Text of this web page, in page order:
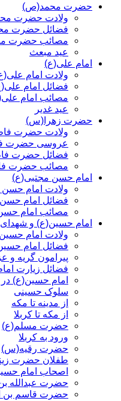
حضرت محمد(ص)
ولادت حضرت
فضائل حضرت
مصائب حضرت
عید مبعث
امام علی(ع)
ولادت امام
فضائل امام
مصائب امام
عید غدیر
حضرت زهرا(س)
ولادت حضرت
عروسی حضرت
فضائل حضرت
مصائب حضرت
امام حسن مجتبی(ع)
ولادت امام
فضائل امام
مصائب امام
امام حسین(ع) و شهدای
ولادت امام
فضائل امام
پیرامون گریه و
فضائل زیارت
امام حسین(ع) در
سلوک حسینی
از مدینه تا مکه
از مکه تا کربلا
حضرت مسلم(ع)
ورود به کربلا
حضرت رقیه(س)
طفلان حضرت
اصحاب امام
حضرت عبدالله
حضرت قاسم بن